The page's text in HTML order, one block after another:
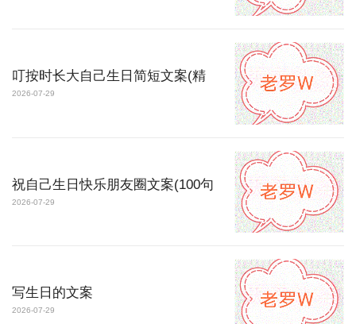
叮按时长大自己生日简短文案(精
2026-07-29
祝自己生日快乐朋友圈文案(100句
2026-07-29
写生日的文案
2026-07-29